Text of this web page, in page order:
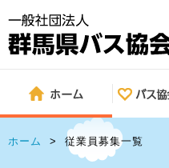
ホーム > 従業員募集一覧